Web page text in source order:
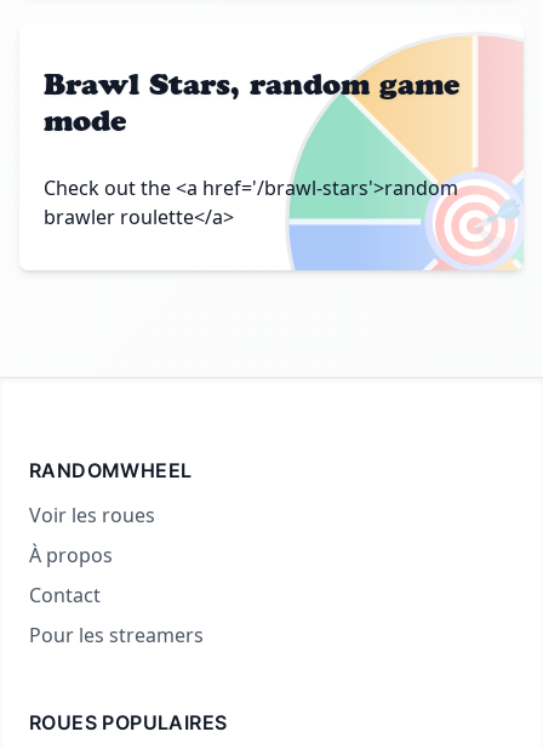
🎯
Brawl Stars, random game
mode
Check out the <a href='/brawl-stars'>random
brawler roulette</a>
RANDOMWHEEL
Voir les roues
À propos
Contact
Pour les streamers
ROUES POPULAIRES